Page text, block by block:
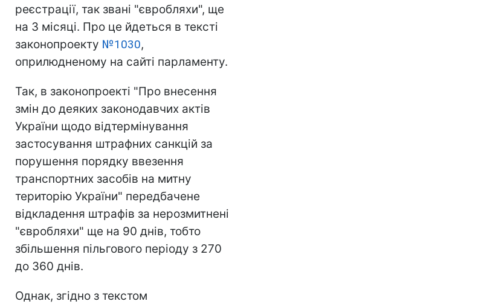
реєстрації, так звані "євробляхи", ще
на 3 місяці. Про це йдеться в тексті
законопроекту №1030,
оприлюдненому на сайті парламенту.
Так, в законопроекті "Про внесення
змін до деяких законодавчих актів
України щодо відтермінування
застосування штрафних санкцій за
порушення порядку ввезення
транспортних засобів на митну
територію України" передбачене
відкладення штрафів за нерозмитнені
"євробляхи" ще на 90 днів, тобто
збільшення пільгового періоду з 270
до 360 днів.
Однак, згідно з текстом